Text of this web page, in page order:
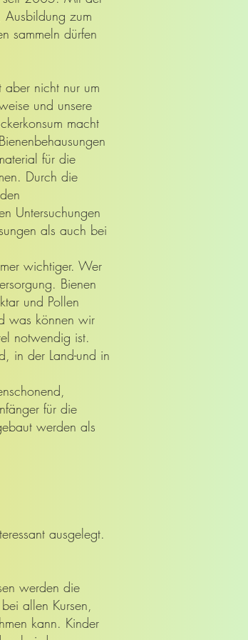
Ausbildung zum
sammeln dürfen
nicht nur um
und unsere
macht
für die
Durch die
Untersuchungen
als auch bei
wichtiger. Wer
Bienen
und Pollen
was können wir
notwendig ist.
in der Land-und in
für die
werden als
ausgelegt.
werden die
allen Kursen,
kann. Kinder